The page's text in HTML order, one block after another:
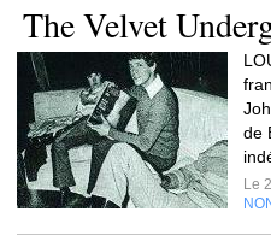
The Velvet
de
Le